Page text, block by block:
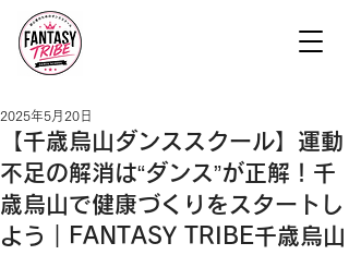
【千歳烏山ダンススクール】運動
不足の解消は“ダンス”が正解！千
歳烏山で健康づくりをスタートし
よう｜FANTASY TRIBE千歳烏山
2025年5月20日